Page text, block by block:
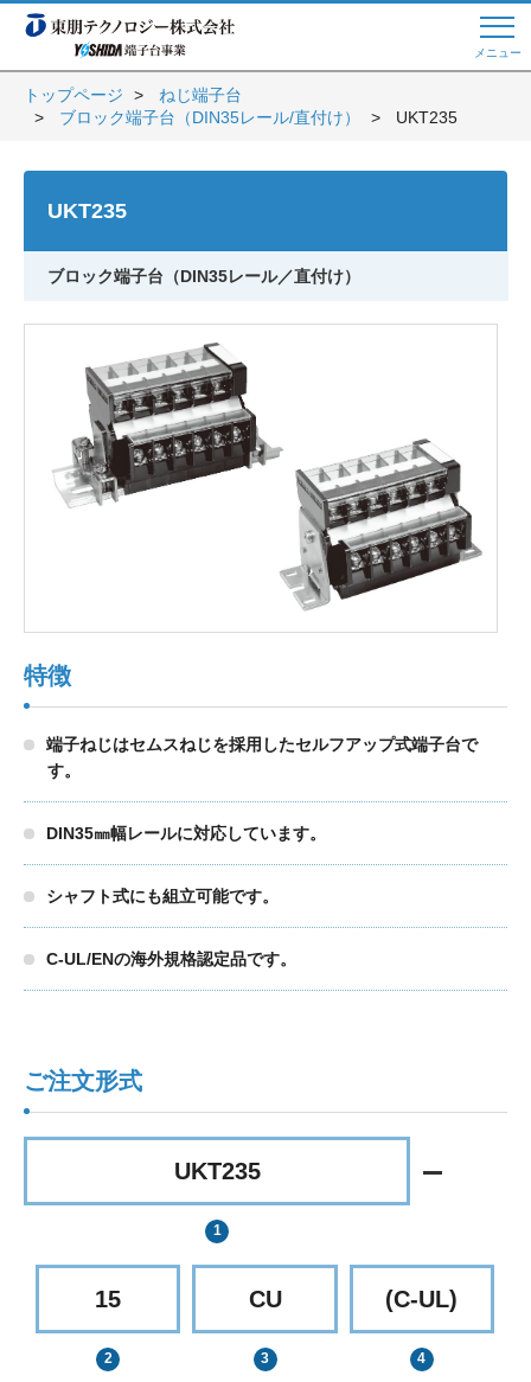
メニュー
Web商談 ご希望の方はこちら
トップページへ
よくある質問
会員登録
トップページ
ねじ端子台
ブロック端子台（DIN35レール/直付け）
UKT235
UKT235
ブロック端子台（DIN35レール／直付け）
特徴
端子ねじはセムスねじを採用したセルフアップ式端子台で
す。
DIN35㎜幅レールに対応しています。
シャフト式にも組立可能です。
C-UL/ENの海外規格認定品です。
ご注文形式
UKT235
15 CU (C-UL)